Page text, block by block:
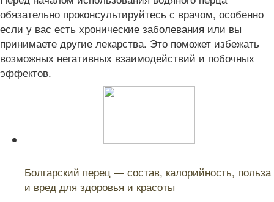
обязательно проконсультируйтесь с врачом, особенно
если у вас есть хронические заболевания или вы
принимаете другие лекарства. Это поможет избежать
возможных негативных взаимодействий и побочных
эффектов.
Болгарский перец — состав, калорийность, польза
и вред для здоровья и красоты